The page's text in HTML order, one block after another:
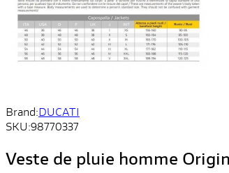
Brand:DUCATI
SKU:98770337
Veste de pluie homme